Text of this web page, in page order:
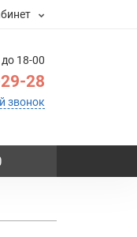
18-00
28
звонок